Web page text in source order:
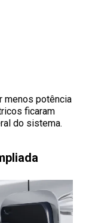
menos potência
ficaram
do sistema.